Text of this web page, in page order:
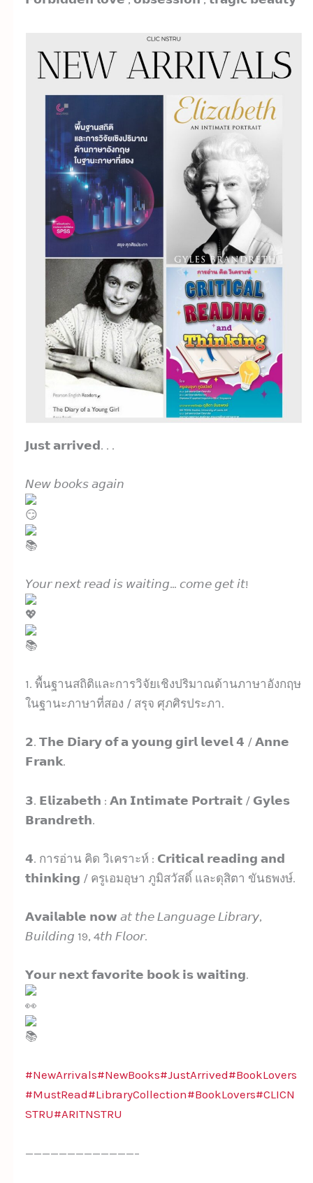
𝗝𝘂𝘀𝘁 𝗮𝗿𝗿𝗶𝘃𝗲𝗱. . .
𝘕𝘦𝘸 𝘣𝘰𝘰𝘬𝘴 𝘢𝘨𝘢𝘪𝘯
𝘠𝘰𝘶𝘳 𝘯𝘦𝘹𝘵 𝘳𝘦𝘢𝘥 𝘪𝘴 𝘸𝘢𝘪𝘵𝘪𝘯𝘨… 𝘤𝘰𝘮𝘦 𝘨𝘦𝘵 𝘪𝘵!
1. พื้นฐานสถิติและการวิจัยเชิงปริมาณด้านภาษาอังกฤษ
ในฐานะภาษาที่สอง / สรุจ ศุภศิรประภา.
𝟮. 𝗧𝗵𝗲 𝗗𝗶𝗮𝗿𝘆 𝗼𝗳 𝗮 𝘆𝗼𝘂𝗻𝗴 𝗴𝗶𝗿𝗹 𝗹𝗲𝘃𝗲𝗹 𝟰 / 𝗔𝗻𝗻𝗲
𝗙𝗿𝗮𝗻𝗸.
𝟯. 𝗘𝗹𝗶𝘇𝗮𝗯𝗲𝘁𝗵 : 𝗔𝗻 𝗜𝗻𝘁𝗶𝗺𝗮𝘁𝗲 𝗣𝗼𝗿𝘁𝗿𝗮𝗶𝘁 / 𝗚𝘆𝗹𝗲𝘀
𝗕𝗿𝗮𝗻𝗱𝗿𝗲𝘁𝗵.
𝟰. การอ่าน คิด วิเคราะห์ : 𝗖𝗿𝗶𝘁𝗶𝗰𝗮𝗹 𝗿𝗲𝗮𝗱𝗶𝗻𝗴 𝗮𝗻𝗱
𝘁𝗵𝗶𝗻𝗸𝗶𝗻𝗴 / ครูเอมอุษา ภูมิสวัสดิ์ และดุสิตา ขันธพงษ์.
𝗔𝘃𝗮𝗶𝗹𝗮𝗯𝗹𝗲 𝗻𝗼𝘄 𝘢𝘵 𝘵𝘩𝘦 𝘓𝘢𝘯𝘨𝘶𝘢𝘨𝘦 𝘓𝘪𝘣𝘳𝘢𝘳𝘺,
𝘉𝘶𝘪𝘭𝘥𝘪𝘯𝘨 19, 4𝘵𝘩 𝘍𝘭𝘰𝘰𝘳.
𝗬𝗼𝘂𝗿 𝗻𝗲𝘅𝘁 𝗳𝗮𝘃𝗼𝗿𝗶𝘁𝗲 𝗯𝗼𝗼𝗸 𝗶𝘀 𝘄𝗮𝗶𝘁𝗶𝗻𝗴.
#NewArrivals#NewBooks#JustArrived#BookLovers
#MustRead#LibraryCollection#BookLovers#CLICN
STRU#ARITNSTRU
—————————————–